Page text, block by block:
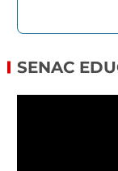
SENAC